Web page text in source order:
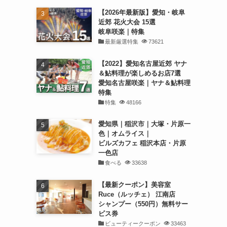
【2026年最新版】愛知・岐阜
近郊 花火大会 15選
岐阜咲楽｜特集
最新厳選特集 73621
【2022】愛知名古屋近郊 ヤナ
＆鮎料理が楽しめるお店7選
愛知名古屋咲楽｜ヤナ＆鮎料理
特集
特集 48166
愛知県｜稲沢市｜大塚・片原一
色｜オムライス｜
ビルズカフェ 稲沢本店・片原
一色店
食べる 33638
【最新クーポン】美容室
Ruce（ルッチェ） 江南店
シャンプー（550円）無料サー
ビス券
ビューティークーポン 33463